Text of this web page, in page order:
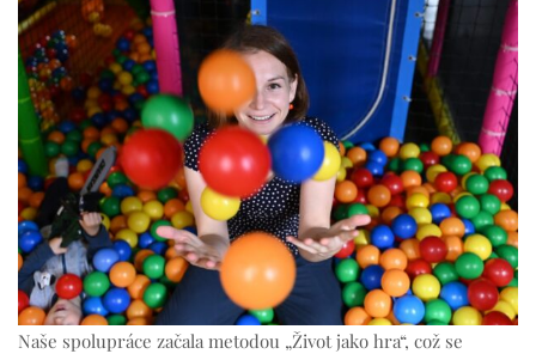
Naše spolupráce začala metodou „Život jako hra“, což se